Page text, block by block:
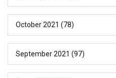
October 2021 (78)
September 2021 (97)